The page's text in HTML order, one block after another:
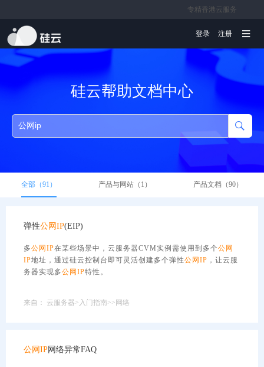
专精香港云服务
文档
登录 注册
硅云帮助文档中心
全部（91） 产品与网站（1） 产品文档（90）
弹性公网 IP(EIP)
多公网 IP在某些场景中，云服务器CVM实例需使用到多个公网
IP地址，通过硅云控制台即可灵活创建多个弹性公网 IP ，让云服
务器实现多公网 IP特性。
来自： 云服务器>入门指南>>网络
公网 IP网络异常FAQ